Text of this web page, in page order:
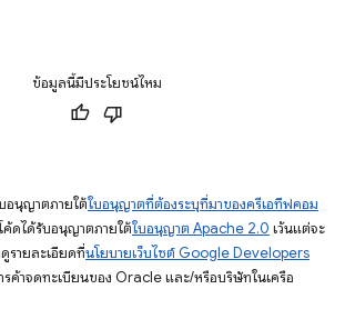
ข้อมูลนี้มีประโยชน์ไหม
อนุญาตภายใต้ใบอนุญาตที่ต้องระบุที่มาของครีเอทีฟคอม
ค้ดได้รับอนุญาตภายใต้ใบอนุญาต Apache 2.0 เว้นแต่จะ
รายละเอียดที่นโยบายเว็บไซต์ Google Developers
รค้าจดทะเบียนของ Oracle และ/หรือบริษัทในเครือ